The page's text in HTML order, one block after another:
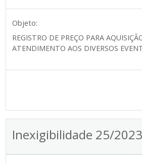
Objeto:
REGISTRO DE PREÇO PARA
ATENDIMENTO AOS DIVERSOS
Inexigibilidade 25/2023